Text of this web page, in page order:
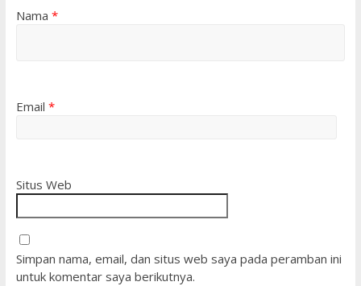
Nama *
Email *
Situs Web
Simpan nama, email, dan situs web saya pada peramban ini
untuk komentar saya berikutnya.